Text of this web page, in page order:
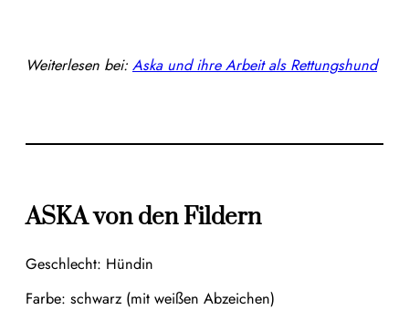
Weiterlesen bei: Aska und ihreArbeit als Rettungshund
ASKA von den Fildern
Geschlecht: Hündin
Farbe: schwarz (mit weißen Abzeichen)